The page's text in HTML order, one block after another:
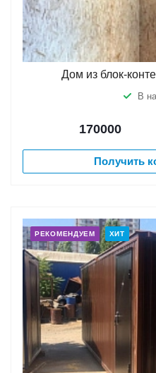
Дом из блок-
В
170000
Получить
РЕКОМЕНДУЕМ ХИТ